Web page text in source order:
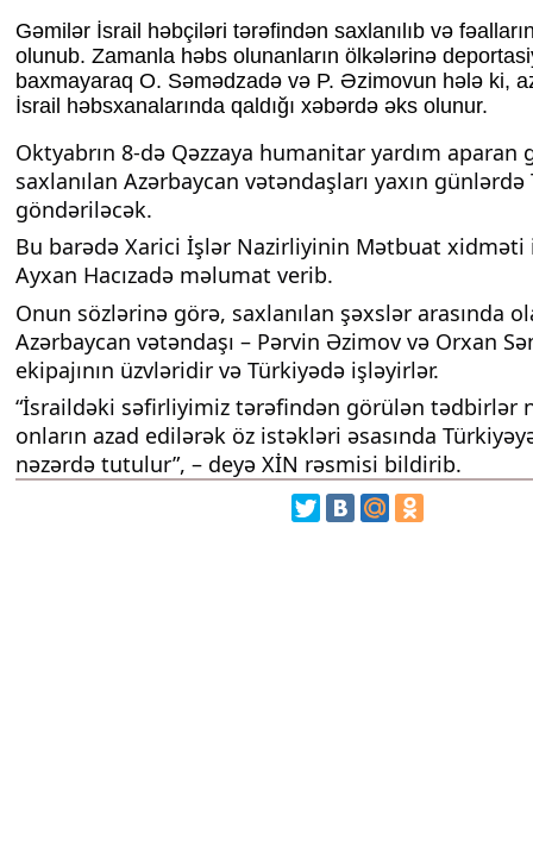
Gəmilər İsrail həbçiləri tərəfindən saxlanılıb və
olunub. Zamanla həbs olunanların ölkələrinə
baxmayaraq O. Səmədzadə və P. Əzimovun hələ ki,
İsrail həbsxanalarında qaldığı xəbərdə əks olunur.
Oktyabrın 8-də Qəzzaya humanitar yardım aparan
saxlanılan Azərbaycan vətəndaşları yaxın
göndəriləcək.
Bu barədə Xarici İşlər Nazirliyinin Mətbuat
Ayxan Hacızadə məlumat verib.
Onun sözlərinə görə, saxlanılan şəxslər arasında
Azərbaycan vətəndaşı – Pərvin Əzimov və Orxan
ekipajının üzvləridir və Türkiyədə işləyirlər.
“İsraildəki səfirliyimiz tərəfindən görülən tədbirlər
onların azad edilərək öz istəkləri əsasında
nəzərdə tutulur”, – deyə XİN rəsmisi bildirib.